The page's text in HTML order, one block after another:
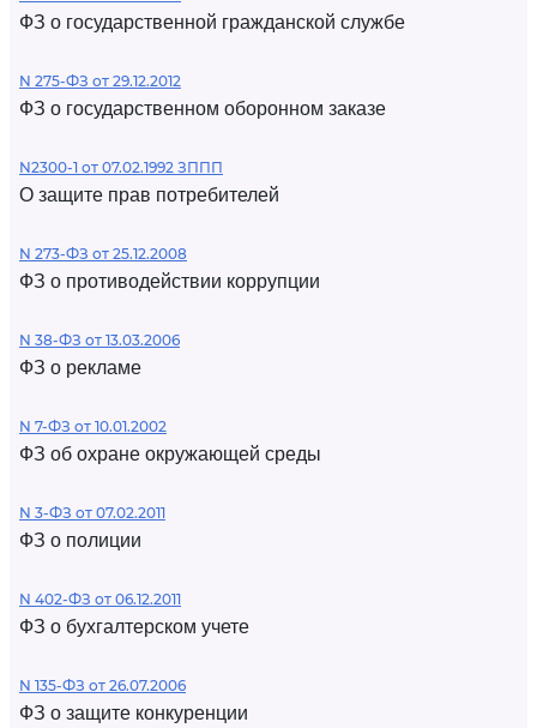
ФЗ о государственной гражданской службе
N 275-ФЗ от 29.12.2012
ФЗ о государственном оборонном заказе
N2300-1 от 07.02.1992 ЗППП
О защите прав потребителей
N 273-ФЗ от 25.12.2008
ФЗ о противодействии коррупции
N 38-ФЗ от 13.03.2006
ФЗ о рекламе
N 7-ФЗ от 10.01.2002
ФЗ об охране окружающей среды
N 3-ФЗ от 07.02.2011
ФЗ о полиции
N 402-ФЗ от 06.12.2011
ФЗ о бухгалтерском учете
N 135-ФЗ от 26.07.2006
ФЗ о защите конкуренции